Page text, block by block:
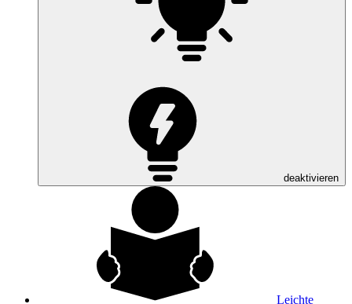
deaktivieren
Leichte